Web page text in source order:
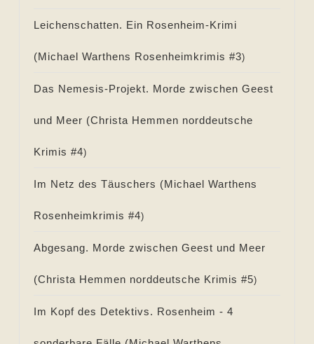
Leichenschatten. Ein Rosenheim-Krimi
(Michael Warthens Rosenheimkrimis #3)
Das Nemesis-Projekt. Morde zwischen Geest
und Meer (Christa Hemmen norddeutsche
Krimis #4)
Im Netz des Täuschers (Michael Warthens
Rosenheimkrimis #4)
Abgesang. Morde zwischen Geest und Meer
(Christa Hemmen norddeutsche Krimis #5)
Im Kopf des Detektivs. Rosenheim - 4